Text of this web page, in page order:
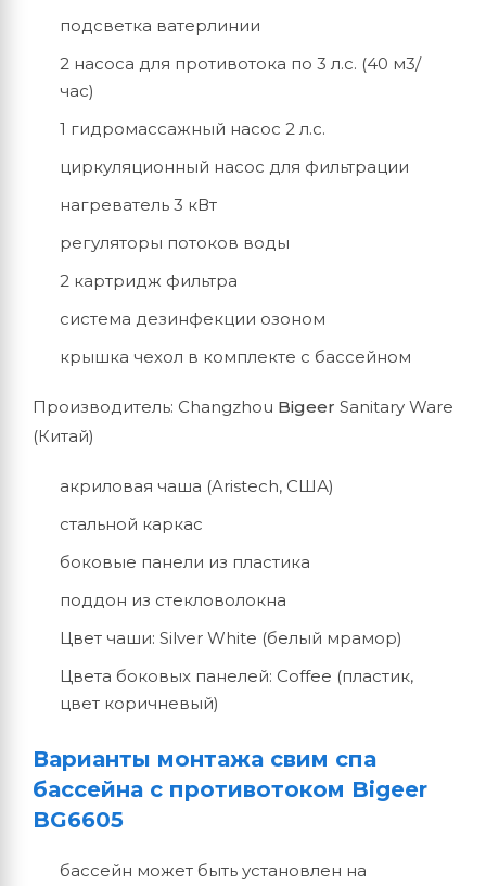
подсветка ватерлинии
2 насоса для противотока по 3 л.с. (40 м3/
час)
1 гидромассажный насос 2 л.с.
циркуляционный насос для фильтрации
нагреватель 3 кВт
регуляторы потоков воды
2 картридж фильтра
система дезинфекции озоном
крышка чехол в комплекте с бассейном
Производитель: Changzhou Bigeer Sanitary Ware
(Китай)
акриловая чаша (Aristech, США)
стальной каркас
боковые панели из пластика
поддон из стекловолокна
Цвет чаши: Silver White (белый мрамор)
Цвета боковых панелей: Coffee (пластик,
цвет коричневый)
Варианты монтажа свим спа
бассейна с противотоком Bigeer
BG6605
бассейн может быть установлен на